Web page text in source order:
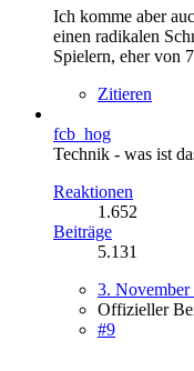
Ich komme aber
einen radikalen
Spielern, eher von
Zitieren
fcb_hog
Technik - was ist
Reaktionen
1.652
Beiträge
5.131
3.
Offizieller
#9